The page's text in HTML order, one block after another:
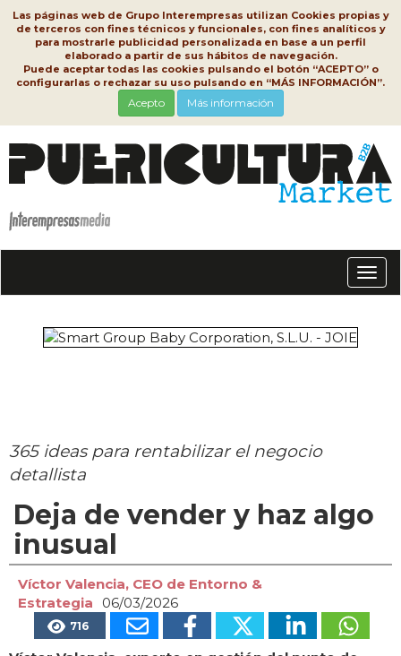
Las páginas web de Grupo Interempresas utilizan Cookies propias y
de terceros con fines técnicos y funcionales, con fines analíticos y
para mostrarle publicidad personalizada en base a un perfil
elaborado a partir de sus hábitos de navegación.
Puede aceptar todas las cookies pulsando el botón “ACEPTO” o
configurarlas o rechazar su uso pulsando en “MÁS INFORMACIÓN”.
Acepto Más información
365 ideas para rentabilizar el negocio
detallista
Deja de vender y haz algo
inusual
Víctor Valencia, CEO de Entorno &
Estrategia
06/03/2026
716